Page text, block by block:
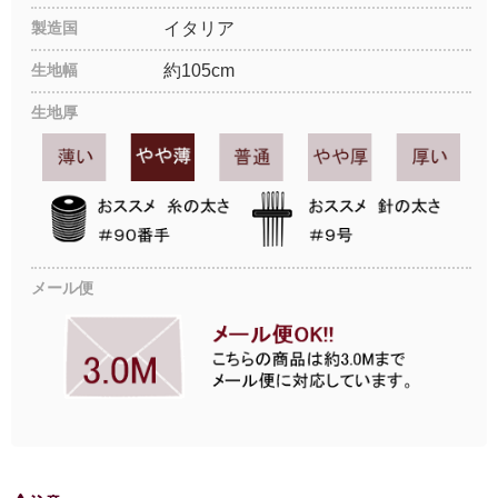
製造国 イタリア
生地幅 約105cm
生地厚
メール便